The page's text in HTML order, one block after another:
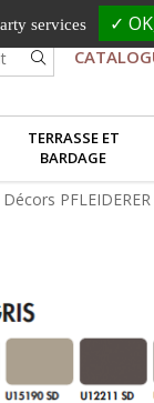
TERRASSE ET
BARDAGE
PFLEIDERER
services ✓